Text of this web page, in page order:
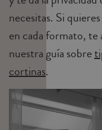
necesitas. Si
en cada formato, te
nuestra guía sobre
cortinas.